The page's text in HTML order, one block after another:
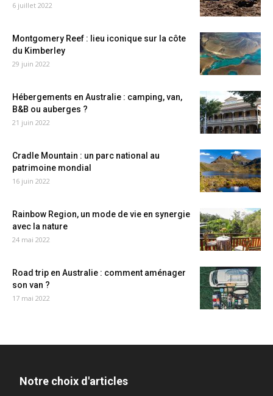
6 juillet 2022
Montgomery Reef : lieu iconique sur la côte
du Kimberley
29 juin 2022
Hébergements en Australie : camping, van,
B&B ou auberges ?
21 juin 2022
Cradle Mountain : un parc national au
patrimoine mondial
16 juin 2022
Rainbow Region, un mode de vie en synergie
avec la nature
24 mai 2022
Road trip en Australie : comment aménager
son van ?
17 mai 2022
Notre choix d'articles